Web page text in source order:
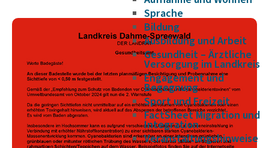
Sprache
Bildung
Ausbildung und Arbeit
Gesundheit – Ärztliche
Versorgung im Landkreis
Engagement und
Begegnung
Sport und Freizeit
FactSheet Migration und
Integration
Veranstaltungshinweise